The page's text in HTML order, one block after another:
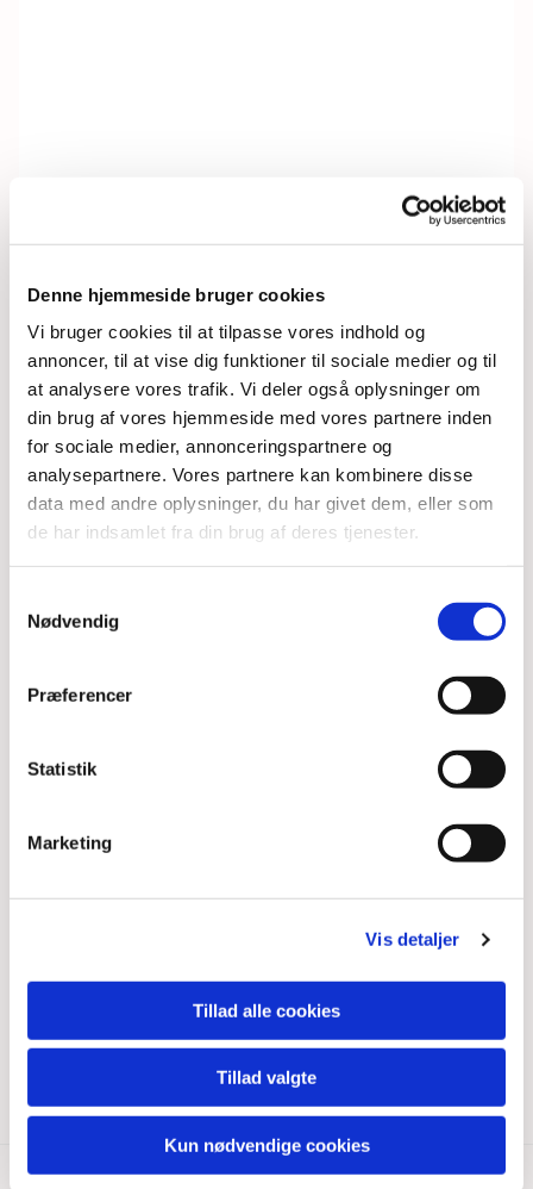
Denne hjemmeside bruger cookies
Vi bruger cookies til at tilpasse vores indhold og
annoncer, til at vise dig funktioner til sociale medier og til
at analysere vores trafik. Vi deler også oplysninger om
din brug af vores hjemmeside med vores partnere inden
for sociale medier, annonceringspartnere og
analysepartnere. Vores partnere kan kombinere disse
data med andre oplysninger, du har givet dem, eller som
de har indsamlet fra din brug af deres tjenester.
Nødvendig
Præferencer
Statistik
Marketing
Vis detaljer
Tillad alle cookies
Tillad valgte
Kun nødvendige cookies
Du vil måske også kunne
lide...